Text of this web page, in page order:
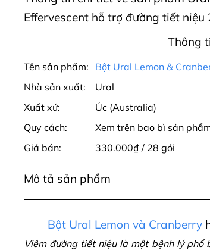
Effervescent hỗ trợ đường tiết
Thông
Tên sản phẩm:
Bột Ural Lemon &
Nhà sản xuất:
Ural
Xuất xứ:
Úc (Australia)
Quy cách:
Xem trên bao bì sản
Giá bán:
330.000₫ / 28 gói
Mô tả sản phẩm
Bột Ural Lemon và Cranberry
Viêm đường tiết niệu là một bệnh lý phổ